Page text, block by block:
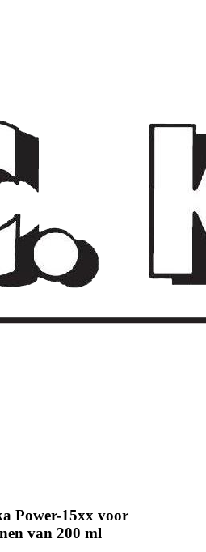
Power-15xx voor
van 200 ml